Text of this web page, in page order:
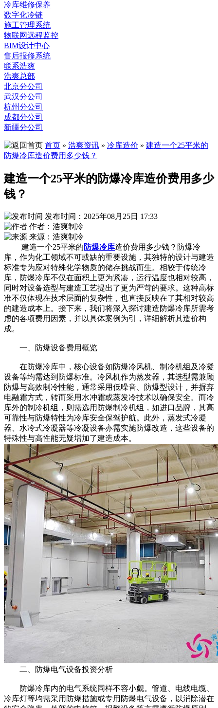
冷库维修保养
数字化冷链
施工管理系统
物联网远程监控
BIM设计中心
售后报修系统
联系浩爽
浩爽总部
北京分公司
武汉分公司
杭州分公司
成都分公司
新疆分公司
首页 » 浩爽资讯 » 冷库造价 » 建造一个25平米的
防爆冷库造价费用多少钱？
建造一个25平米的防爆冷库造价费用多少
钱？
发布时间：2025年08月25日 17:33
作者：浩爽制冷
来源：浩爽制冷
建造一个25平米的 防爆冷库造价费用多少钱？防爆冷
库，作为化工领域不可或缺的重要设施，其独特的设计与建造
标准专为应对特殊化学物质的储存挑战而生。相较于传统冷
库，防爆冷库不仅在面积上更为紧凑，运行温度也相对较高，
同时对设备选型与建造工艺提出了更为严苛的要求。这种高标
准不仅体现在技术层面的复杂性，也直接反映在了其相对较高
的建造成本上。接下来，我们将深入探讨建造防爆冷库所需考
虑的各项费用因素，并以具体案例为引，详细解析其造价构
成。
一、防爆设备费用概览
在防爆冷库中，核心设备如防爆冷风机、制冷机组及冷凝
设备等均需达到防爆标准。冷风机作为蒸发器，其选型需兼顾
防爆与高效制冷性能，通常采用低噪音、防爆型设计，并摒弃
电融霜方式，转而采用水冲霜或蒸发冷技术以确保安全。而冷
库外的制冷机组，则需选用防爆制冷机组，如进口品牌，其高
可靠性与防爆特性为冷库安全保驾护航。此外，蒸发式冷凝
器、水冷式冷凝器等冷凝设备亦需实施防爆改造，这些设备的
特殊性与高性能无疑增加了建造成本。
二、防爆电气设备投资分析
防爆冷库内的电气系统同样不容小觑。管道、电线电缆、
冷库灯等均需采用防爆措施或专用防爆电气设备，以消除潜在